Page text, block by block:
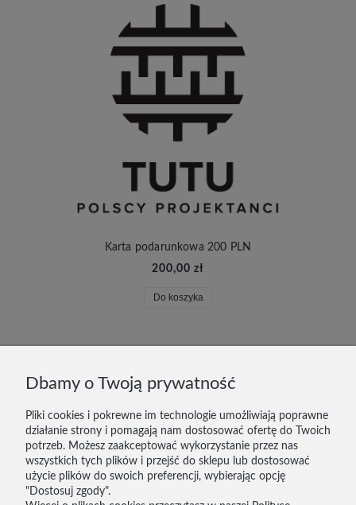
Karta podarunkowa 200 PLN
200,00 zł
Do koszyka
DOSTAWA I PŁATNOŚĆ
KONTAKT
REGULAMIN
Dbamy o Twoją prywatność
Pliki cookies i pokrewne im technologie umożliwiają poprawne
działanie strony i pomagają nam dostosować ofertę do Twoich
potrzeb. Możesz zaakceptować wykorzystanie przez nas
wszystkich tych plików i przejść do sklepu lub dostosować
użycie plików do swoich preferencji, wybierając opcję
"Dostosuj zgody".